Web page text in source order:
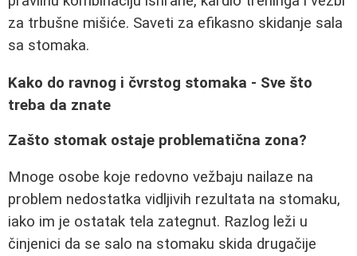
za trbušne mišiće. Saveti za efikasno skidanje sala
sa stomaka.
Kako do ravnog i čvrstog stomaka - Sve što
treba da znate
Zašto stomak ostaje problematična zona?
Mnoge osobe koje redovno vežbaju nailaze na
problem nedostatka vidljivih rezultata na stomaku,
iako im je ostatak tela zategnut. Razlog leži u
činjenici da se salo na stomaku skida drugačije